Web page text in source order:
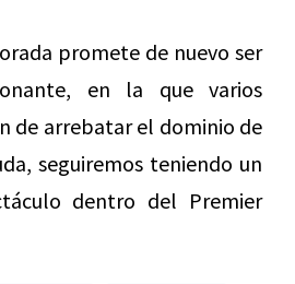
promete de nuevo ser
en la que varios
de arrebatar el dominio de
seguiremos teniendo un
dentro del Premier